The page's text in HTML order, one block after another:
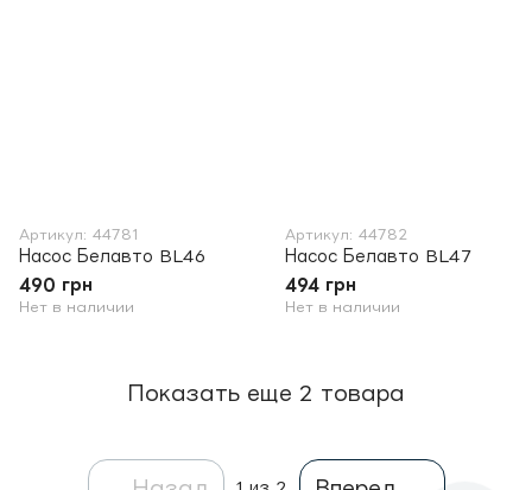
Артикул: 44781
Насос Белавто BL46
490 грн
Нет в наличии
Артикул: 44782
Насос Белавто BL47
494 грн
Нет в наличии
Показать еще 2 товара